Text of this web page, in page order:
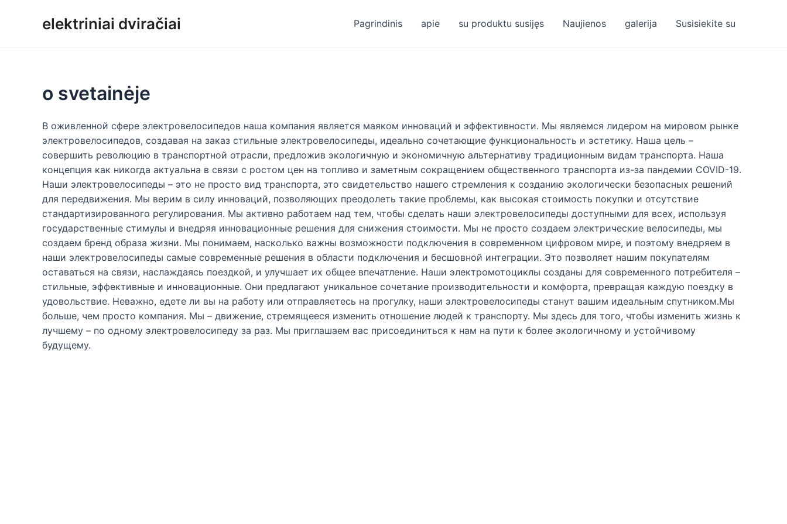
elektriniai dviračiai Pagrindinis apie su produktu susijęs Naujienos galerija Susisiekite su
o svetainėje
В оживленной сфере электровелосипедов наша компания является маяком инноваций и эффективности. Мы являемся лидером на мировом рынке
электровелосипедов, создавая на заказ стильные электровелосипеды, идеально сочетающие функциональность и эстетику. Наша цель –
совершить революцию в транспортной отрасли, предложив экологичную и экономичную альтернативу традиционным видам транспорта. Наша
концепция как никогда актуальна в связи с ростом цен на топливо и заметным сокращением общественного транспорта из-за пандемии COVID-19.
Наши электровелосипеды – это не просто вид транспорта, это свидетельство нашего стремления к созданию экологически безопасных решений
для передвижения. Мы верим в силу инноваций, позволяющих преодолеть такие проблемы, как высокая стоимость покупки и отсутствие
стандартизированного регулирования. Мы активно работаем над тем, чтобы сделать наши электровелосипеды доступными для всех, используя
государственные стимулы и внедряя инновационные решения для снижения стоимости. Мы не просто создаем электрические велосипеды, мы
создаем бренд образа жизни. Мы понимаем, насколько важны возможности подключения в современном цифровом мире, и поэтому внедряем в
наши электровелосипеды самые современные решения в области подключения и бесшовной интеграции. Это позволяет нашим покупателям
оставаться на связи, наслаждаясь поездкой, и улучшает их общее впечатление. Наши электромотоциклы созданы для современного потребителя –
стильные, эффективные и инновационные. Они предлагают уникальное сочетание производительности и комфорта, превращая каждую поездку в
удовольствие. Неважно, едете ли вы на работу или отправляетесь на прогулку, наши электровелосипеды станут вашим идеальным спутником.Мы
больше, чем просто компания. Мы – движение, стремящееся изменить отношение людей к транспорту. Мы здесь для того, чтобы изменить жизнь к
лучшему – по одному электровелосипеду за раз. Мы приглашаем вас присоединиться к нам на пути к более экологичному и устойчивому
будущему.